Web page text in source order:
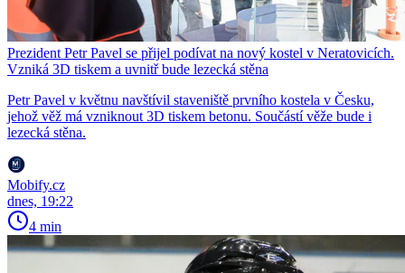
Prezident Petr Pavel se přijel podívat na nový kostel v Neratovicích.
Vzniká 3D tiskem a uvnitř bude lezecká stěna
Petr Pavel v květnu navštívil staveniště prvního kostela v Česku,
jehož věž má vzniknout 3D tiskem betonu. Součástí věže bude i
lezecká stěna.
Mobify.cz
dnes, 19:22
4 min